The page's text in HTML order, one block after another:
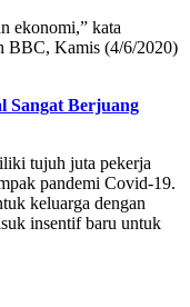
ekonomi,” kata
BBC, Kamis (4/6/2020)
Sangat Berjuang
tujuh juta pekerja
pandemi Covid-19.
keluarga dengan
insentif baru untuk